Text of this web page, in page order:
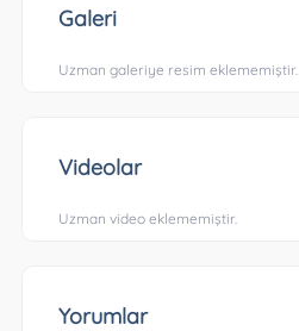
Galeri
Uzman galeriye resim eklememiştir.
Videolar
Uzman video eklememiştir.
Yorumlar